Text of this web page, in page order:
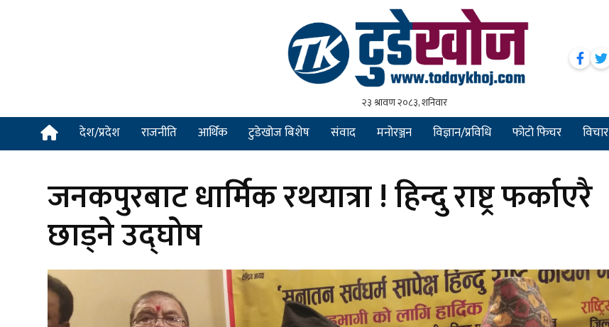
देश/प्रदेश राजनीति आर्थिक टुडेखोज बिशेष संवाद मनोरञ्जन विज्ञान/प्रविधि फोटो फिचर विचार
जनकपुरबाट धार्मिक रथयात्रा ! हिन्दु राष्ट्र फर्काएरै
छाड्ने उद्घोष